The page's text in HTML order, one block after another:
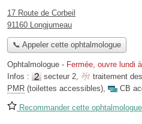
17 Route de Corbeil
91160 Longjumeau
📞 Appeler cette ophtalmologue
Ophtalmologue - Fermée, ouvre lundi
Infos :
secteur 2, traitement
PMR (toilettes accessibles), CB
Recommander cette ophtalmologue